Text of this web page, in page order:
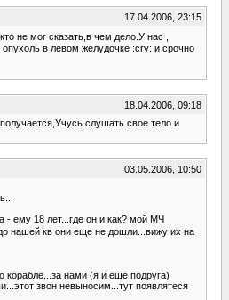
17.04.2006, 23:15
не мог сказать,в чем дело.У нас ,
в левом желудочке :cry: и срочно
18.04.2006, 09:18
слушать свое тело и
03.05.2006, 10:50
- ему 18 лет...где он и как? мой МЧ
нашей кв они еще не дошли...вижу их на
корабле...за нами (я и еще подруга)
звон невыносим...тут появлятеся